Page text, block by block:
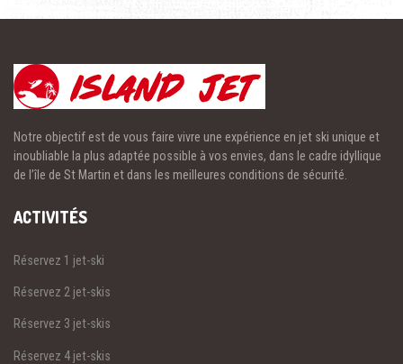
Notre objectif est de vous faire vivre une expérience en jet ski unique et
inoubliable la plus adaptée possible à vos envies, dans le cadre idyllique
de l’île de St Martin et dans les meilleures conditions de sécurité.
ACTIVITÉS
Réservez 1 jet-ski
Réservez 2 jet-skis
Réservez 3 jet-skis
Réservez 4 jet-skis